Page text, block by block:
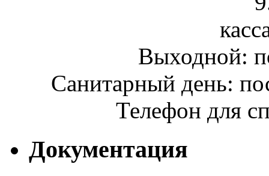
Выходной:
Санитарный день:
Телефон для
Документация